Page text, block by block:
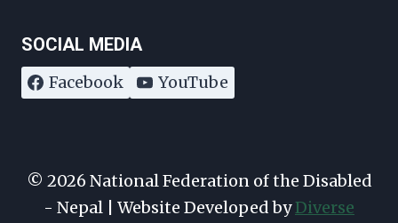
SOCIAL MEDIA
Facebook YouTube
© 2026 National Federation of the Disabled
- Nepal | Website Developed byDiverse